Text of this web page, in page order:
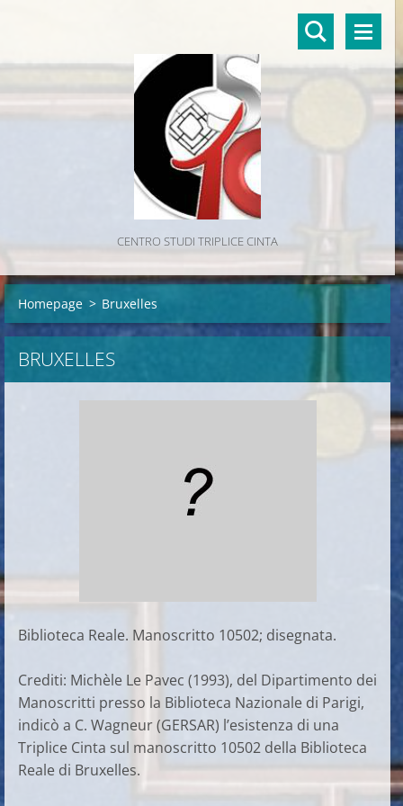
CENTRO STUDI TRIPLICE CINTA
Homepage > Bruxelles
BRUXELLES
Biblioteca Reale. Manoscritto 10502; disegnata.
Crediti: Michèle Le Pavec (1993), del Dipartimento dei
Manoscritti presso la Biblioteca Nazionale di Parigi,
indicò a C. Wagneur (GERSAR) l’esistenza di una
Triplice Cinta sul manoscritto 10502 della Biblioteca
Reale di Bruxelles.